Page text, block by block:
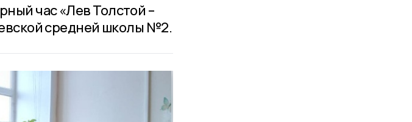
час «Лев Толстой –
средней школы №2.